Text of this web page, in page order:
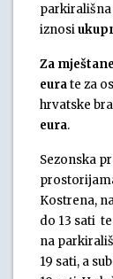
iznosi
Za
eurate za
hrvatske
eura.
Sezonska
Kostrena,
do 13 sati te
na
19 sati, a